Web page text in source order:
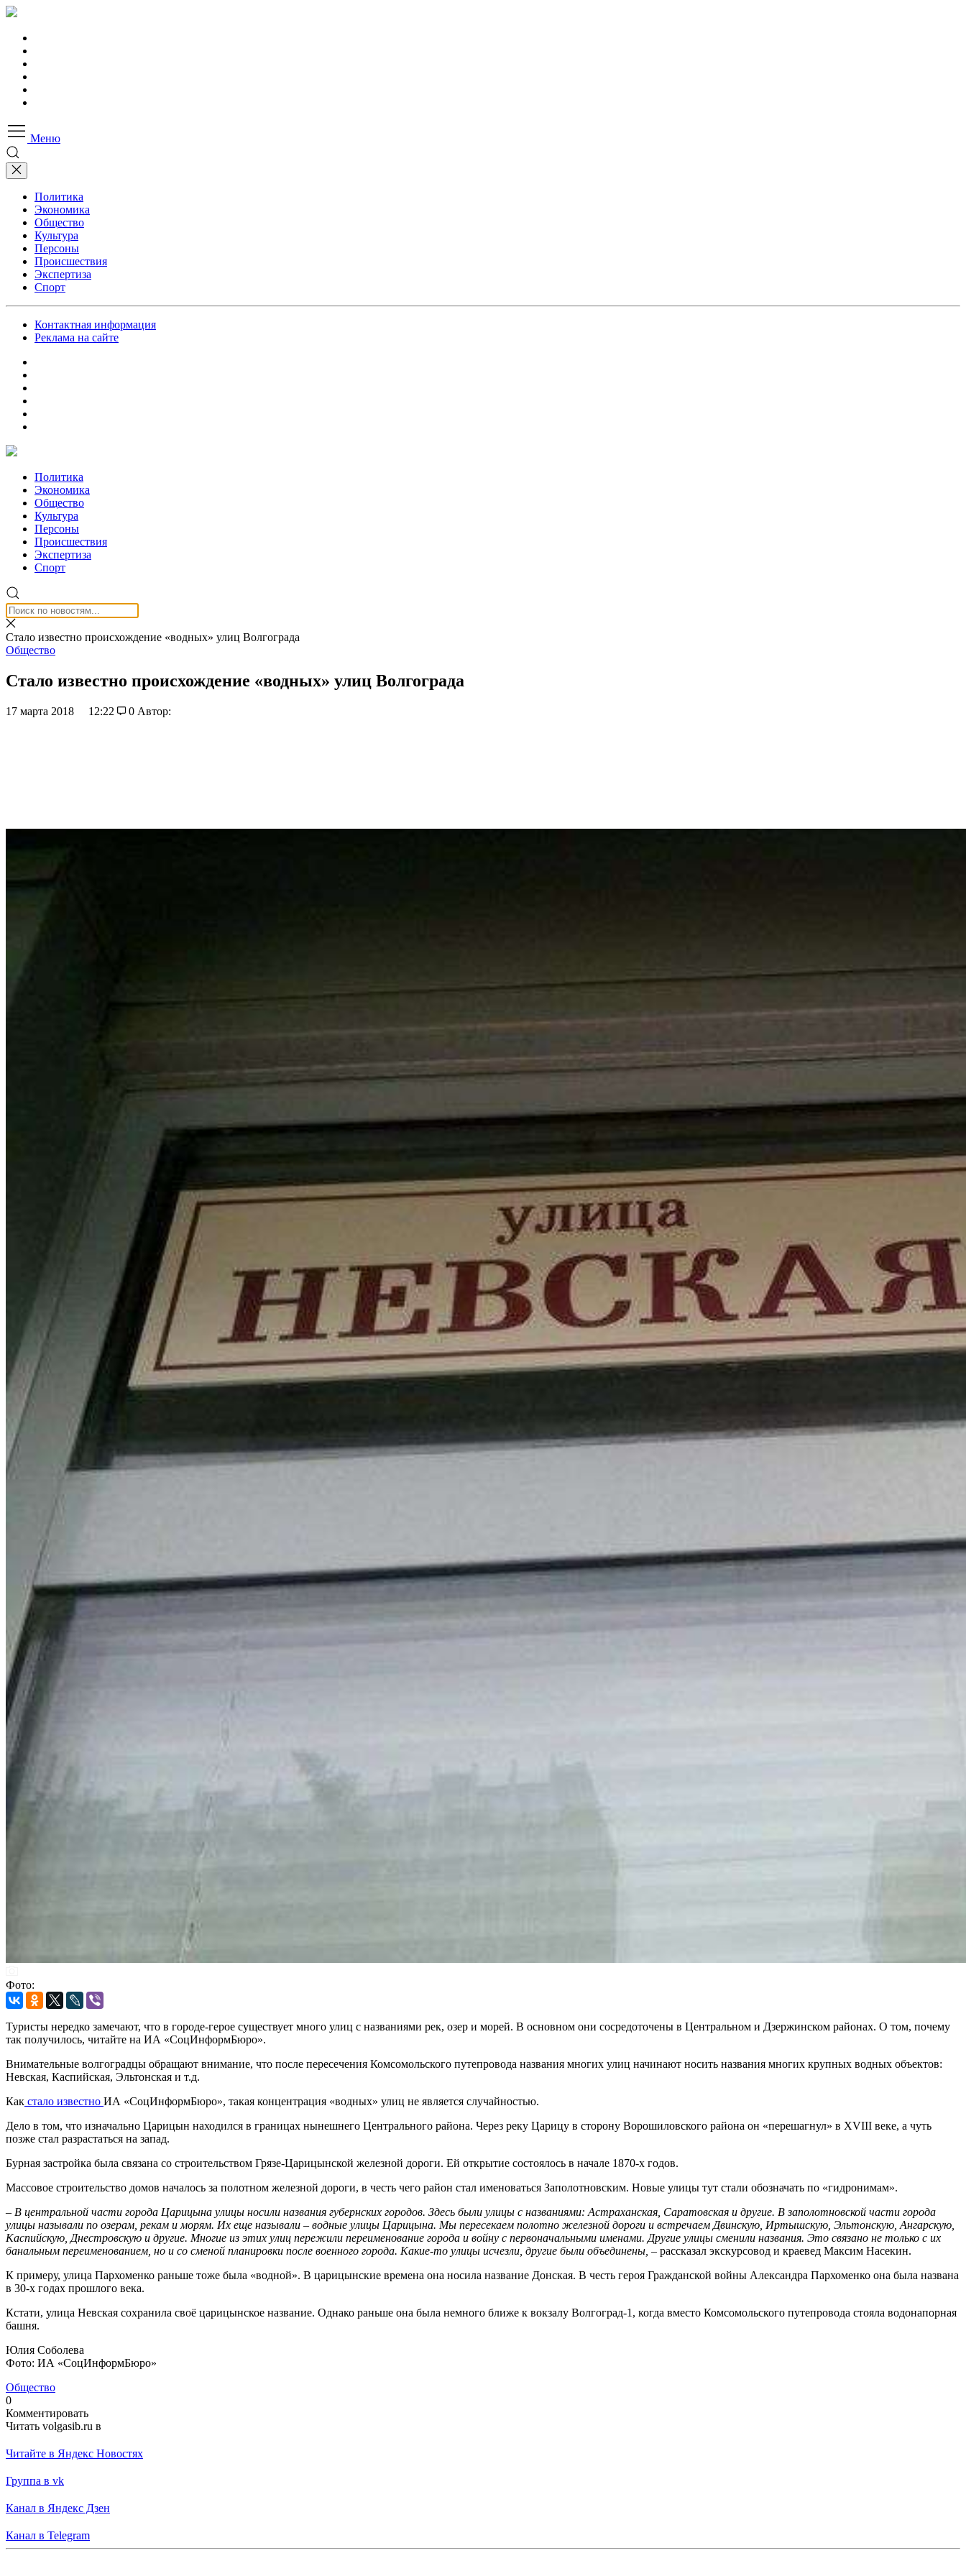
Меню
Политика
Экономика
Общество
Культура
Персоны
Происшествия
Экспертиза
Спорт
Контактная информация
Реклама на сайте
Политика
Экономика
Общество
Культура
Персоны
Происшествия
Экспертиза
Спорт
Стало известно происхождение «водных» улиц Волгограда
Общество
Стало известно происхождение «водных» улиц Волгограда
17 марта 2018 12:22 0 Автор:
Фото:
Туристы нередко замечают, что в городе-герое существует много улиц с названиями рек, озер и морей. В основном они сосредоточены в Центральном и Дзержинском районах. О том, почему
так получилось, читайте на ИА «СоцИнформБюро».
Внимательные волгоградцы обращают внимание, что после пересечения Комсомольского путепровода названия многих улиц начинают носить названия многих крупных водных объектов:
Невская, Каспийская, Эльтонская и т.д.
Как стало известно ИА «СоцИнформБюро», такая концентрация «водных» улиц не является случайностью.
Дело в том, что изначально Царицын находился в границах нынешнего Центрального района. Через реку Царицу в сторону Ворошиловского района он «перешагнул» в XVIII веке, а чуть
позже стал разрастаться на запад.
Бурная застройка была связана со строительством Грязе-Царицынской железной дороги. Ей открытие состоялось в начале 1870-х годов.
Массовое строительство домов началось за полотном железной дороги, в честь чего район стал именоваться Заполотновским. Новые улицы тут стали обозначать по «гидронимам».
– В центральной части города Царицына улицы носили названия губернских городов. Здесь были улицы с названиями: Астраханская, Саратовская и другие. В заполотновской части города
улицы называли по озерам, рекам и морям. Их еще называли – водные улицы Царицына. Мы пересекаем полотно железной дороги и встречаем Двинскую, Иртышскую, Эльтонскую, Ангарскую,
Каспийскую, Днестровскую и другие. Многие из этих улиц пережили переименование города и войну с первоначальными именами. Другие улицы сменили названия. Это связано не только с их
банальным переименованием, но и со сменой планировки после военного города. Какие-то улицы исчезли, другие были объединены, – рассказал экскурсовод и краевед Максим Насекин.
К примеру, улица Пархоменко раньше тоже была «водной». В царицынские времена она носила название Донская. В честь героя Гражданской войны Александра Пархоменко она была названа
в 30-х годах прошлого века.
Кстати, улица Невская сохранила своё царицынское название. Однако раньше она была немного ближе к вокзалу Волгоград-1, когда вместо Комсомольского путепровода стояла водонапорная
башня.
Юлия Соболева
Фото: ИА «СоцИнформБюро»
Общество
0
Комментировать
Читать volgasib.ru в
Читайте в Яндекс Новостях
Группа в vk
Канал в Яндекс Дзен
Канал в Telegram